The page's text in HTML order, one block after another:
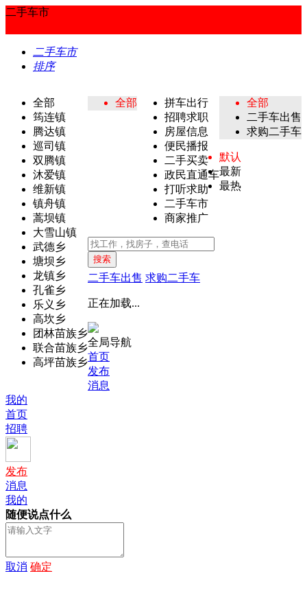
二手车市
二手车市
排序
全部
筠连镇
腾达镇
巡司镇
双腾镇
沐爱镇
维新镇
镇舟镇
蒿坝镇
大雪山镇
武德乡
塘坝乡
龙镇乡
孔雀乡
乐义乡
高坎乡
团林苗族乡
联合苗族乡
高坪苗族乡
全部
拼车出行
招聘求职
房屋信息
便民播报
二手买卖
政民直通车
打听求助
二手车市
商家推广
全部
二手车出售
求购二手车
默认
最新
最热
搜索
二手车出售 求购二手车
正在加载...
全局导航
首页
发布
消息
我的
首页
招聘
发布
消息
我的
随便说点什么
取消 确定